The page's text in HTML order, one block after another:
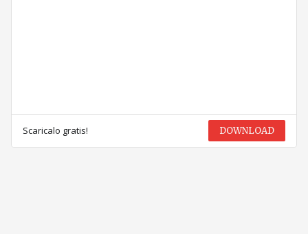
Scaricalo gratis! DOWNLOAD